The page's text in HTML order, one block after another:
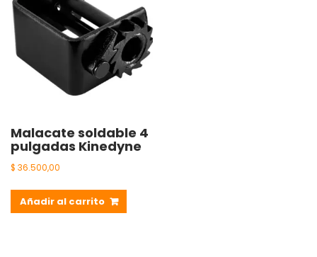
Malacate soldable 4
pulgadas Kinedyne
$ 36.500,00
Añadir al carrito